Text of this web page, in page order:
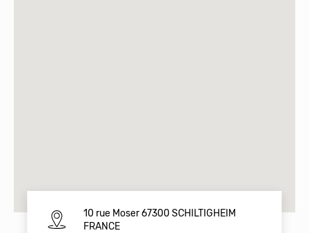
10 rue Moser 67300 SCHILTIGHEIM
FRANCE